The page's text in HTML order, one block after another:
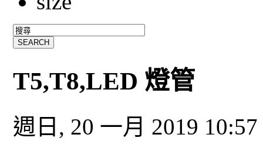
T5,T8,LED 燈管
週日, 20 一月 2019